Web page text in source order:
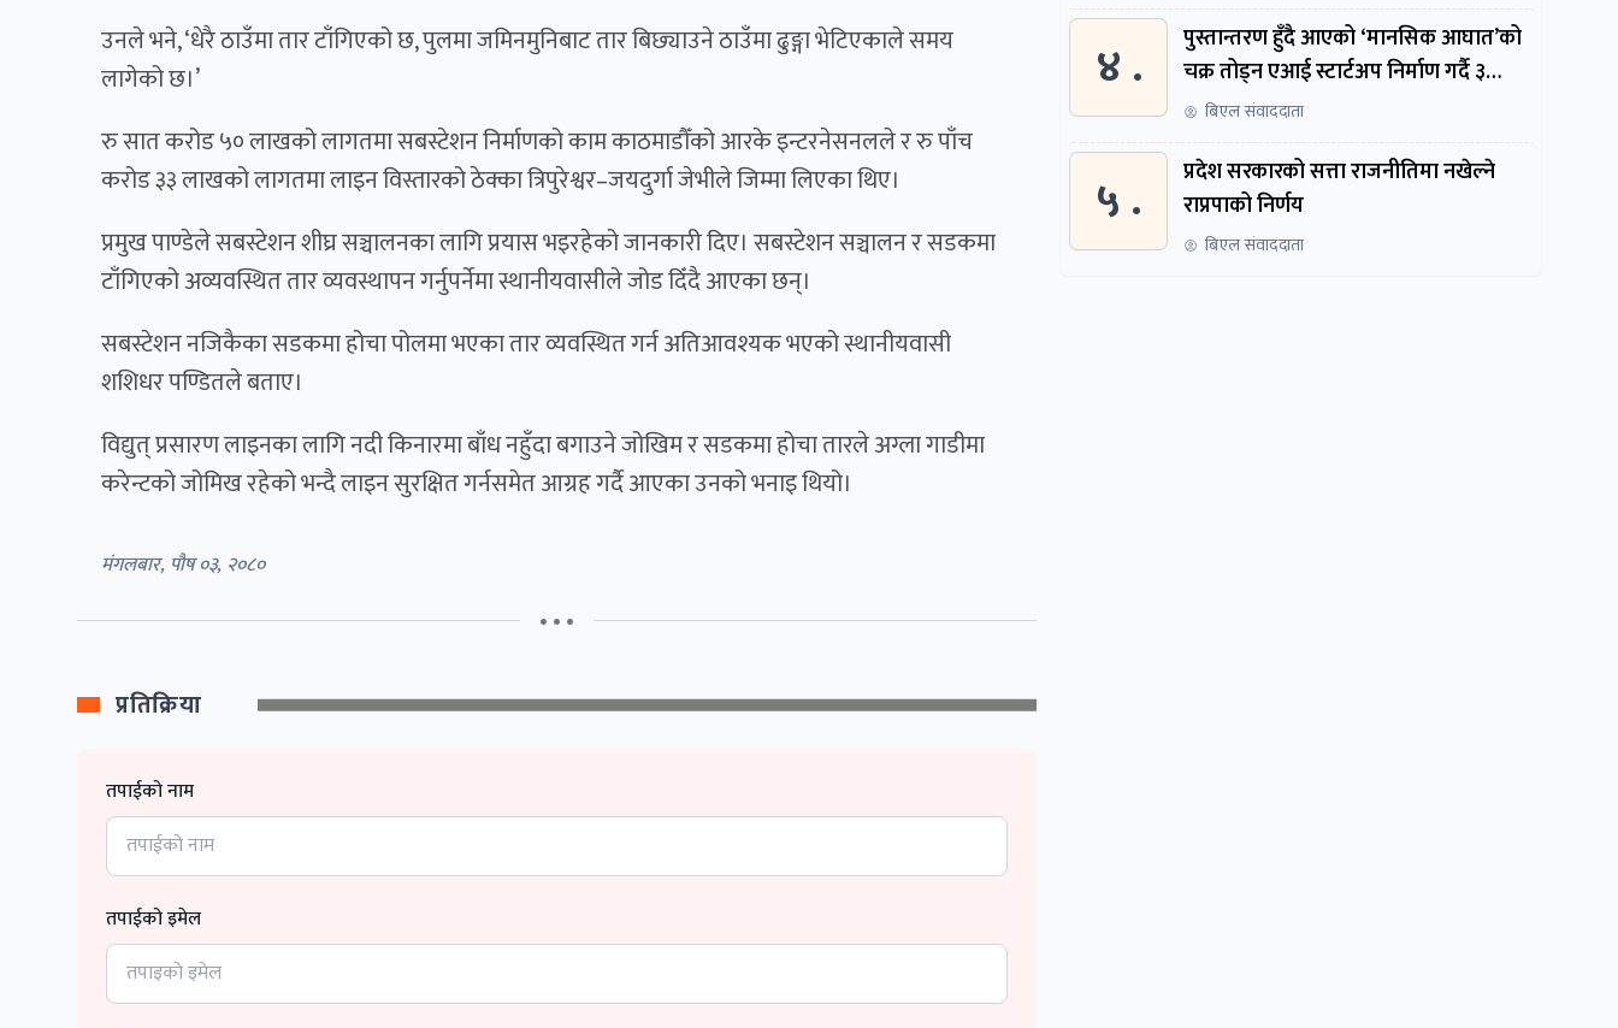
उनले भने, ‘धेरै ठाउँमा तार टाँगिएको छ, पुलमा जमिनमुनिबाट तार बिछ्याउने ठाउँमा ढुङ्गा भेटिएकाले समय
लागेको छ।’
रु सात करोड ५० लाखको लागतमा सबस्टेशन निर्माणको काम काठमाडौँको आरके इन्टरनेसनलले र रु पाँच
करोड ३३ लाखको लागतमा लाइन विस्तारको ठेक्का त्रिपुरेश्वर–जयदुर्गा जेभीले जिम्मा लिएका थिए।
प्रमुख पाण्डेले सबस्टेशन शीघ्र सञ्चालनका लागि प्रयास भइरहेको जानकारी दिए। सबस्टेशन सञ्चालन र सडकमा
टाँगिएको अव्यवस्थित तार व्यवस्थापन गर्नुपर्नेमा स्थानीयवासीले जोड दिँदै आएका छन्।
सबस्टेशन नजिकैका सडकमा होचा पोलमा भएका तार व्यवस्थित गर्न अतिआवश्यक भएको स्थानीयवासी
शशिधर पण्डितले बताए।
विद्युत् प्रसारण लाइनका लागि नदी किनारमा बाँध नहुँदा बगाउने जोखिम र सडकमा होचा तारले अग्ला गाडीमा
करेन्टको जोमिख रहेको भन्दै लाइन सुरक्षित गर्नसमेत आग्रह गर्दै आएका उनको भनाइ थियो।
मंगलबार, पौष ०३, २०८०
• • •
प्रतिक्रिया
तपाईको नाम
तपाईको इमेल
४ .
पुस्तान्तरण हुँदै आएको ‘मानसिक आघात’को
चक्र तोड्न एआई स्टार्टअप निर्माण गर्दै ३
नेपाली
बिएल संवाददाता
५ .
प्रदेश सरकारको सत्ता राजनीतिमा नखेल्ने
राप्रपाको निर्णय
बिएल संवाददाता